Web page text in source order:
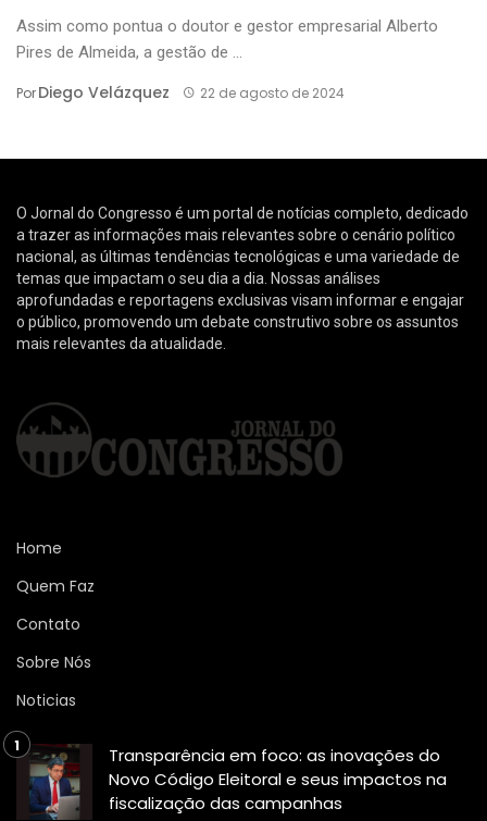
Assim como pontua o doutor e gestor empresarial Alberto
Pires de Almeida, a gestão de ...
PorDiego Velázquez 22 de agosto de 2024
O Jornal do Congresso é um portal de notícias completo, dedicado
a trazer as informações mais relevantes sobre o cenário político
nacional, as últimas tendências tecnológicas e uma variedade de
temas que impactam o seu dia a dia. Nossas análises
aprofundadas e reportagens exclusivas visam informar e engajar
o público, promovendo um debate construtivo sobre os assuntos
mais relevantes da atualidade.
Home
Quem Faz
Contato
Sobre Nós
Noticias
Transparência em foco: as inovações do
Novo Código Eleitoral e seus impactos na
fiscalização das campanhas